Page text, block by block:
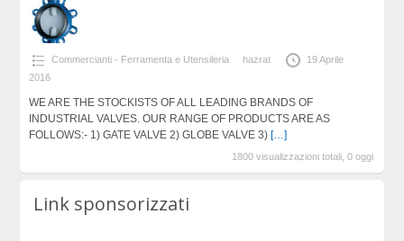
Commercianti - Ferramenta e Utensileria hazrat
19 Aprile
2016
WE ARE THE STOCKISTS OF ALL LEADING BRANDS OF
INDUSTRIAL VALVES. OUR RANGE OF PRODUCTS ARE AS
FOLLOWS:- 1) GATE VALVE 2) GLOBE VALVE 3) […]
1800 visualizzazioni totali, 0 oggi
Link sponsorizzati